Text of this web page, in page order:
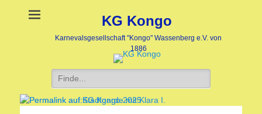
KG Kongo
Karnevalsgesellschaft "Kongo" Wassenberg e.V. von
1886
Suche
nach: